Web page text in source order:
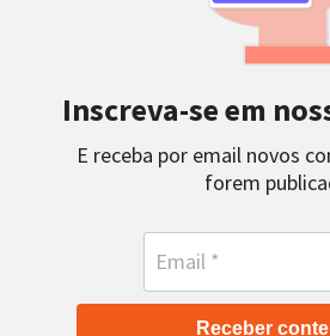
Inscreva-se em
E receba por email novos
forem
Receber